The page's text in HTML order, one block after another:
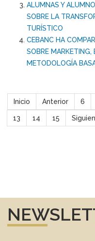
ALUMNAS Y
SOBRE LA
TURÍSTICO
CEBANC HA
SOBRE MARKETING,
METODOLOGÍA
Inicio Anterior 6
13 14 15